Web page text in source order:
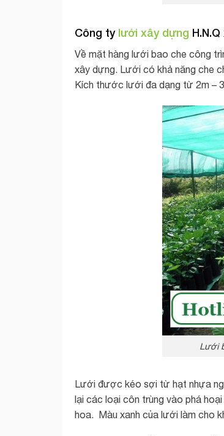
Công ty lưới xây dựng
Về mặt hàng lưới bao che công
xây dựng. Lưới có khả năng che
Kích thước lưới đa dạng từ 2m –
Lưới
Lưới được kéo sợi từ hạt nhựa
lại các loại côn trùng vào phá
hoa. Màu xanh của lưới làm cho